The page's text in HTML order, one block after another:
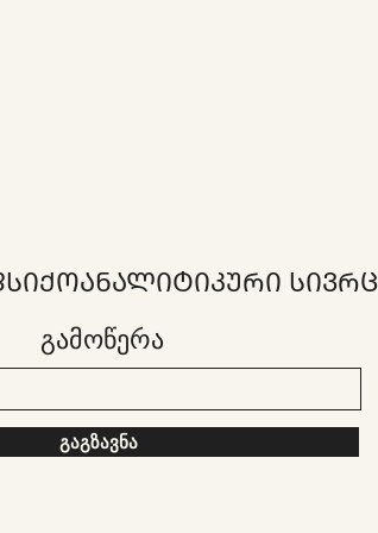
გამოწერა
გაგზავნა